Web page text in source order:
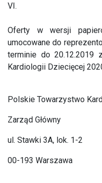
VI.
Oferty w wersji
umocowane do
terminie do 20.12.2019
Kardiologii Dziecięcej
Polskie Towarzystwo
Zarząd Główny
ul. Stawki 3A, lok. 1-2
00-193 Warszawa